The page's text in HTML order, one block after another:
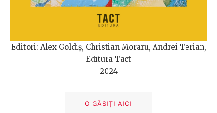
Editori: Alex Goldiș, Christian Moraru, Andrei Terian,
Editura Tact
2024
O GĂSIȚI AICI